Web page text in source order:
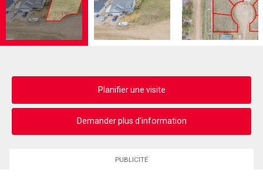
Planifier une visite
Demander plus d'information
PUBLICITÉ